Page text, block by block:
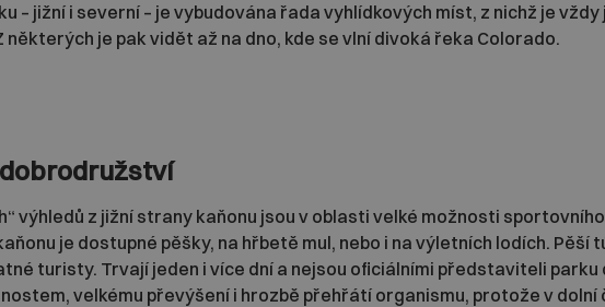
– jižní i severní – je vybudována řada vyhlídkových míst, z nichž je
některých je pak vidět až na dno, kde se vlní divoká řeka Colorado.
výhledů z jižní strany kaňonu jsou v oblasti velké možnosti
je dostupné pěšky, na hřbetě mul, nebo i na výletních lodích. Pěší
turisty. Trvají jeden i více dní a nejsou oficiálními představiteli parku
velkému převýšení i hrozbě přehřátí organismu, protože v dolní